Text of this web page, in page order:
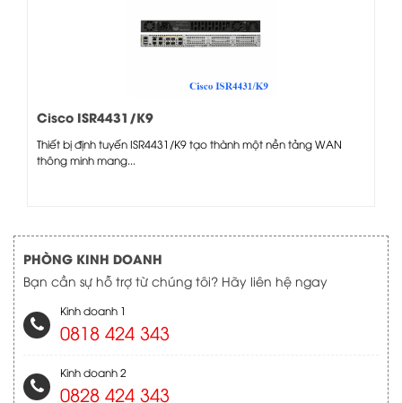
Cisco ISR4431/K9
Thiết bị định tuyến ISR4431/K9 tạo thành một nền tảng WAN
thông minh mang...
PHÒNG KINH DOANH
Bạn cần sự hỗ trợ từ chúng tôi? Hãy liên hệ ngay
Kinh doanh 1
0818 424 343
Kinh doanh 2
0828 424 343